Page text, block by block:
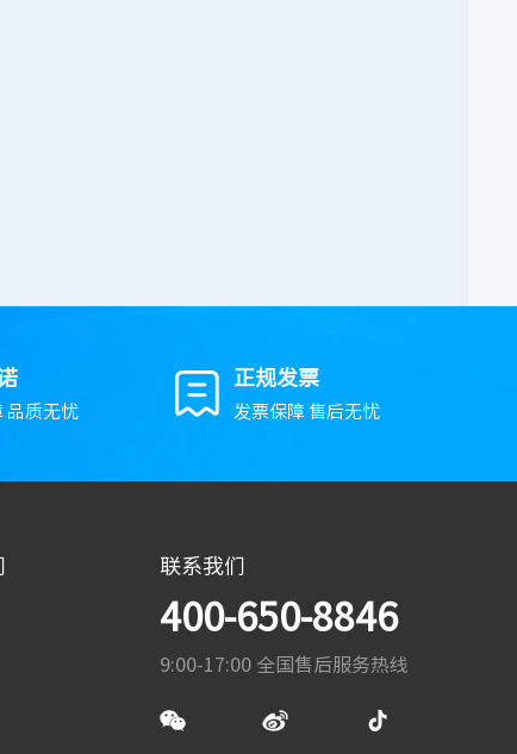
品质无忧
正规发票
发票保障 售后无忧
联系我们
400-650-8846
9:00-17:00 全国售后服务热线